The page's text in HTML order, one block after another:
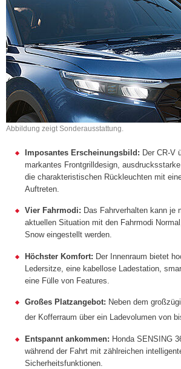
Unser Autohaus
Abbildung zeigt Sonderausstattung.
Imposantes Erscheinungsbild: Der CR-V
markantes Frontgrilldesign,
die charakteristischen Rückleuchten mit
Auftreten.
Vier Fahrmodi: Das Fahrverhalten kann je
aktuellen Situation mit den Fahrmodi
Snow eingestellt werden.
Höchster Komfort: Der Innenraum bietet
Ledersitze, eine kabellose Ladestation,
eine Fülle von Features.
Großes Platzangebot: Neben dem
der Kofferraum über ein Ladevolumen von
Entspannt ankommen: Honda SENSING
während der Fahrt mit zählreichen
Sicherheitsfunktionen.